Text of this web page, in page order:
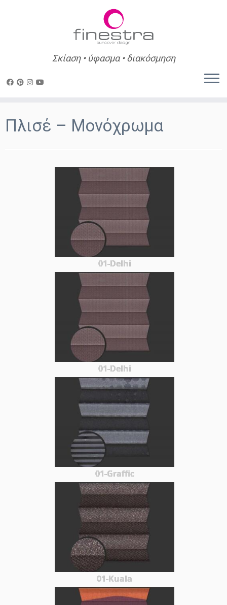
content
Σκίαση • ύφασμα • διακόσμηση
Πλισέ – Μονόχρωμα
01-Delhi
01-Delhi
01-Graffic
01-Kuala